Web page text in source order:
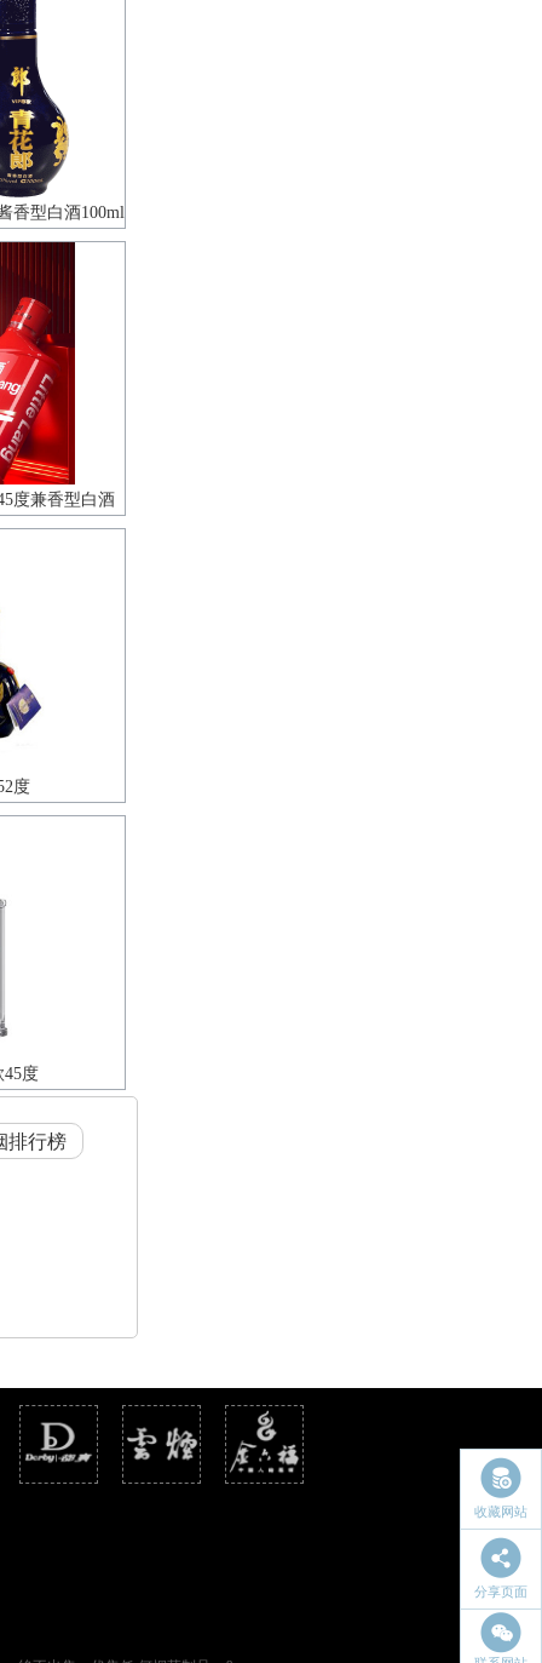
香型白酒100ml
度兼香型白酒
度
度
排行榜
收藏网站
分享页面